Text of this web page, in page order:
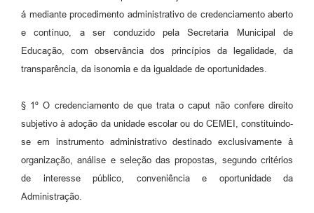
á mediante procedimento administrativo de credenciamento aberto
e contínuo, a ser conduzido pela Secretaria Municipal de
Educação, com observância dos princípios da legalidade, da
transparência, da isonomia e da igualdade de oportunidades.
§ 1º O credenciamento de que trata o caput não confere direito
subjetivo à adoção da unidade escolar ou do CEMEI, constituindo-
se em instrumento administrativo destinado exclusivamente à
organização, análise e seleção das propostas, segundo critérios
de interesse público, conveniência e oportunidade da
Administração.